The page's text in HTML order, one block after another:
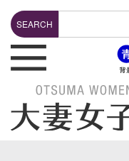
検索
SEARCH
header-bottuns